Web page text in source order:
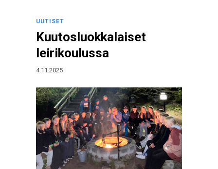
UUTISET
Kuutosluokkalaiset
leirikoulussa
4.11.2025